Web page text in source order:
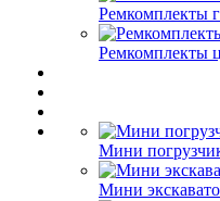
Ремкомплекты
Ремкомплекты
Мини
Мини